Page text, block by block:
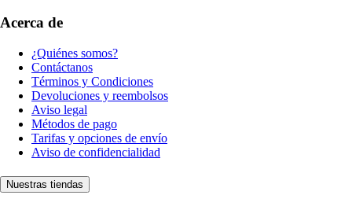
Acerca de
¿Quiénes somos?
Contáctanos
Términos y Condiciones
Devoluciones y reembolsos
Aviso legal
Métodos de pago
Tarifas y opciones de envío
Aviso de confidencialidad
Nuestras tiendas